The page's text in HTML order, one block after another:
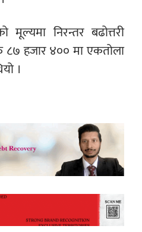
निरन्तर बढोत्तरी
हजार ४०० मा एकतोला
।